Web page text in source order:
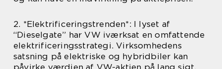
2. *Elektrificeringstrenden*: I lyset af
“Dieselgate” har VW iværksat en omfattende
elektrificeringsstrategi. Virksomhedens
satsning på elektriske og hybridbiler kan